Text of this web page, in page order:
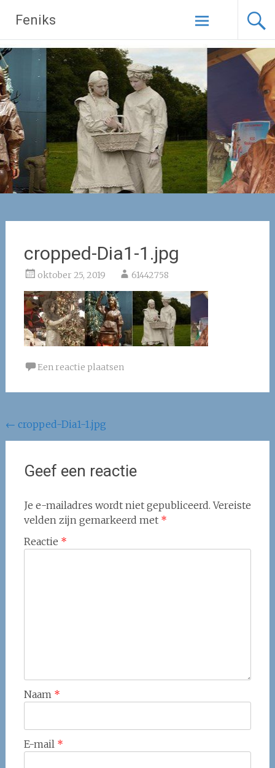
inhoud
springen
Feniks
cropped-Dia1-1.jpg
oktober 25, 2019 61442758
Een reactie plaatsen
Berichtnavigatie
← cropped-Dia1-1.jpg
Geef een reactie
Je e-mailadres wordt niet gepubliceerd. Vereiste
velden zijn gemarkeerd met *
Reactie *
Naam *
E-mail *